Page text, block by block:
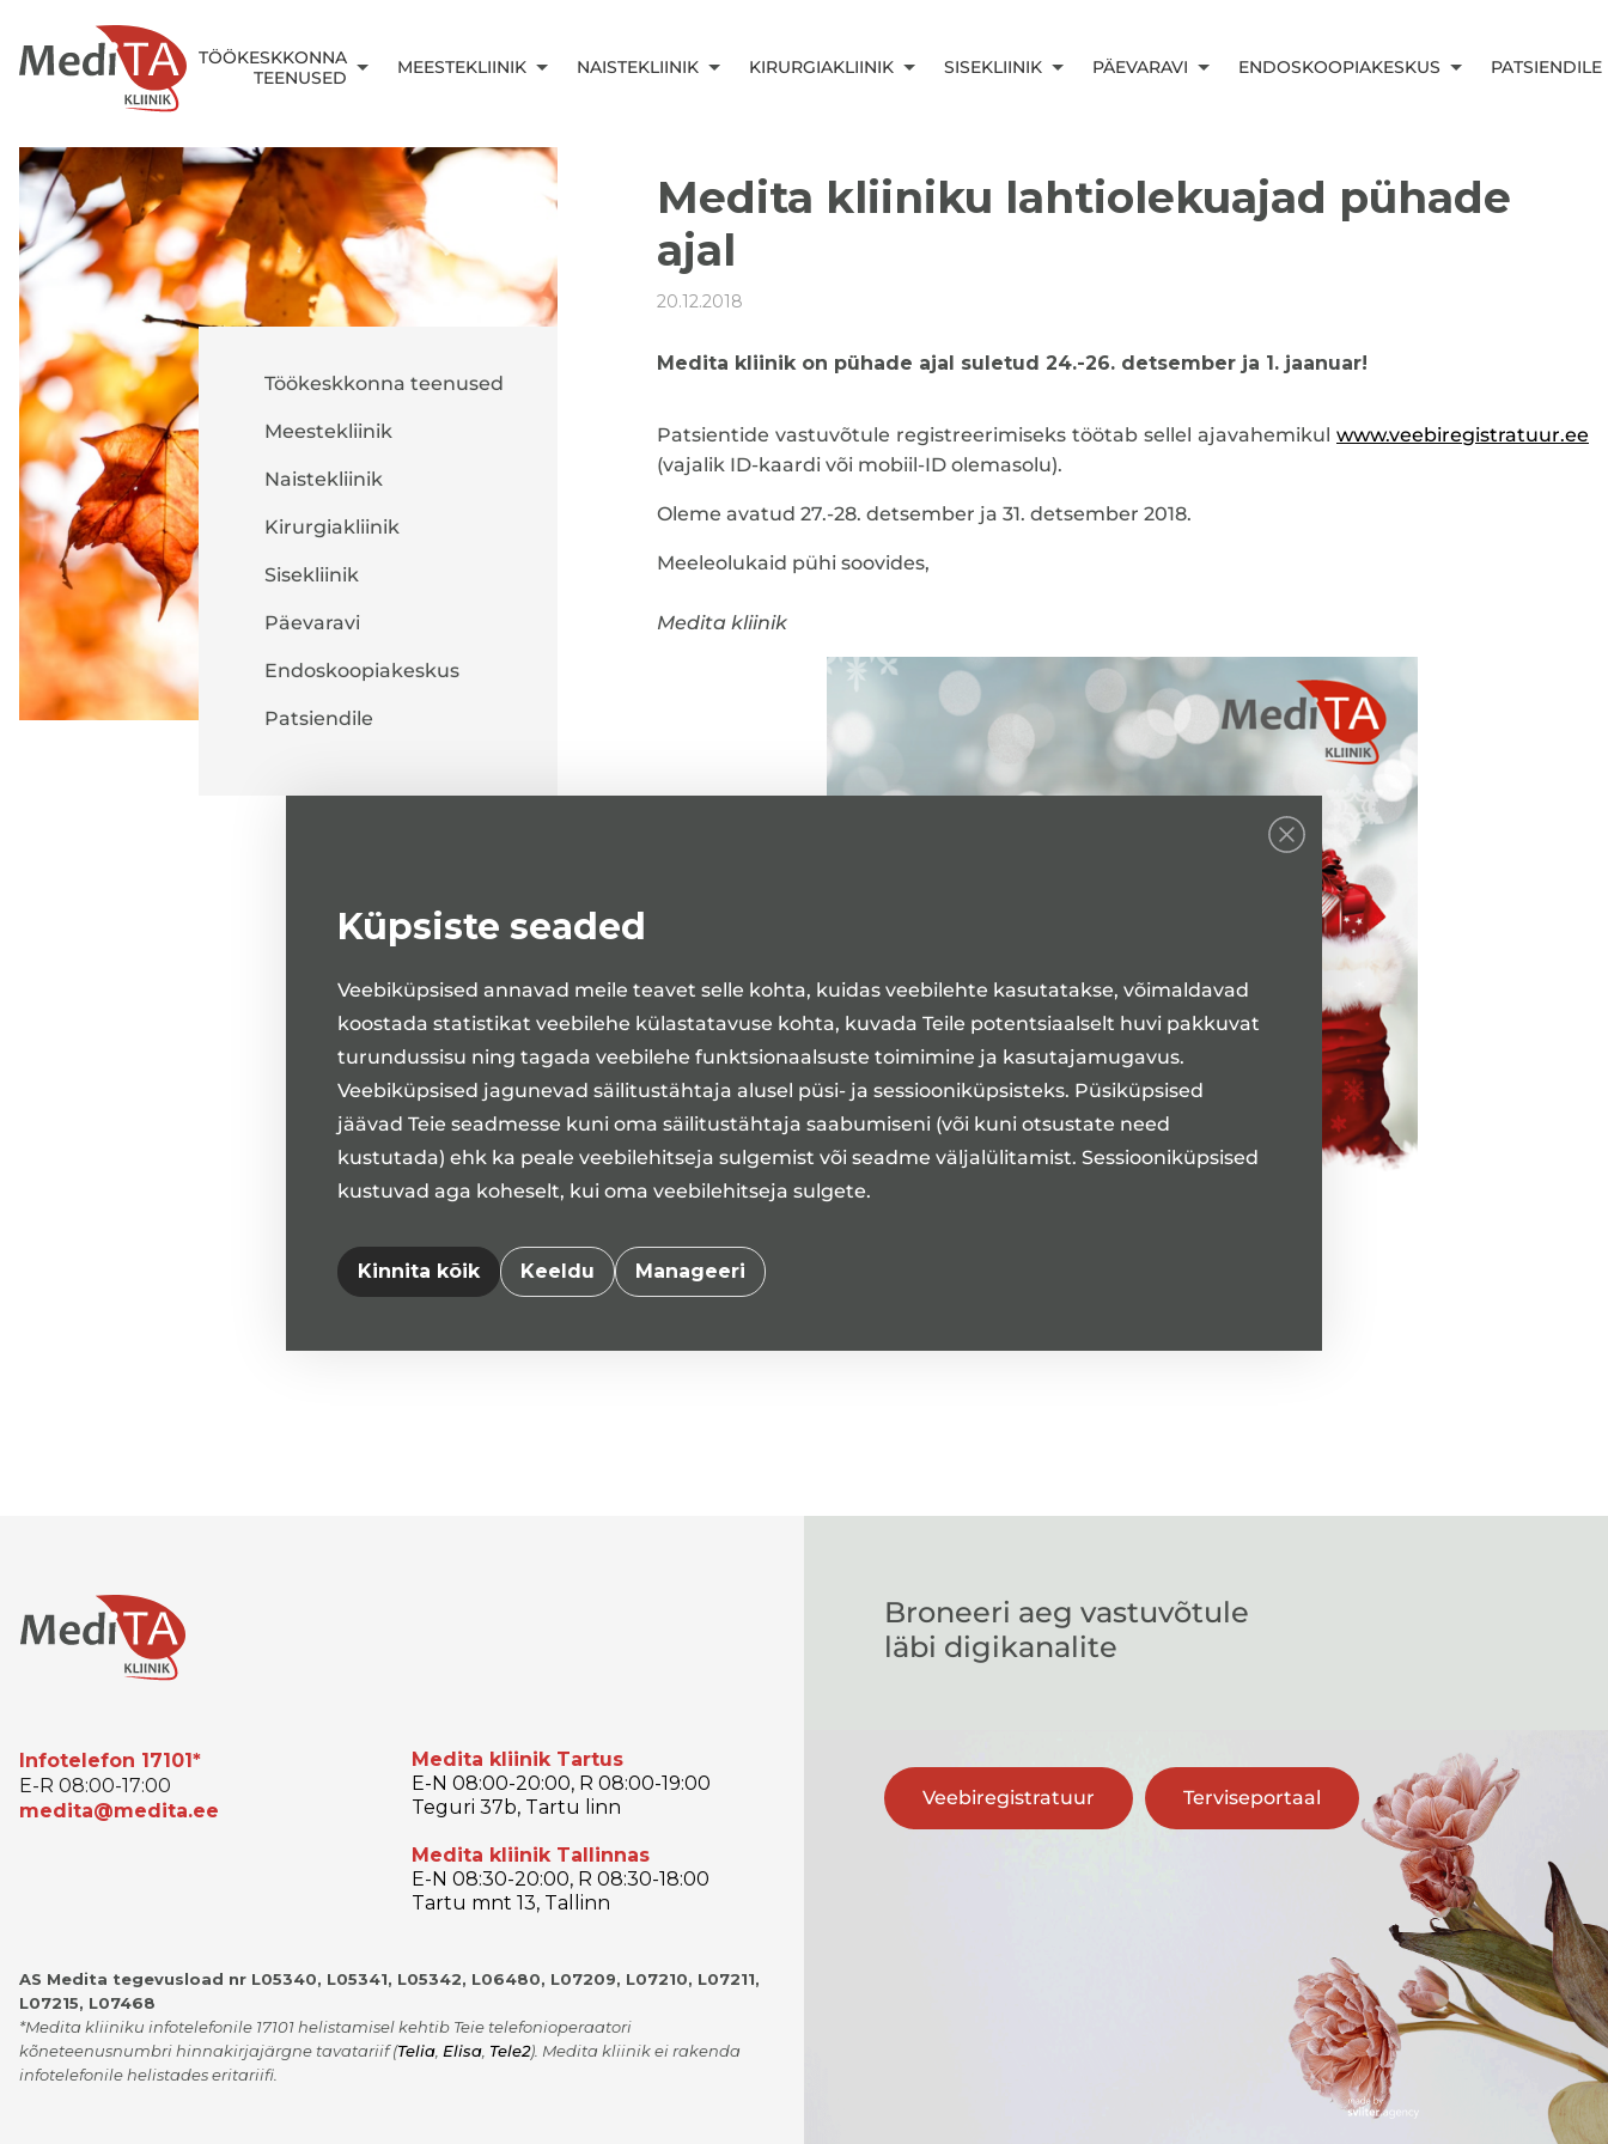
Küpsiste seaded
Veebiküpsised annavad meile teavet selle kohta, kuidas veebilehte kasutatakse, võimaldavad
koostada statistikat veebilehe külastatavuse kohta, kuvada Teile potentsiaalselt huvi pakkuvat
turundussisu ning tagada veebilehe funktsionaalsuste toimimine ja kasutajamugavus.
Veebiküpsised jagunevad säilitustähtaja alusel püsi- ja sessiooniküpsisteks. Püsiküpsised
jäävad Teie seadmesse kuni oma säilitustähtaja saabumiseni (või kuni otsustate need
kustutada) ehk ka peale veebilehitseja sulgemist või seadme väljalülitamist. Sessiooniküpsised
kustuvad aga koheselt, kui oma veebilehitseja sulgete.
Kinnita kõik Keeldu Manageeri
TÖÖKESKKONNA
TEENUSED
MEESTEKLIINIK NAISTEKLIINIK KIRURGIAKLIINIK SISEKLIINIK PÄEVARAVI ENDOSKOOPIAKESKUS PATSIENDILE
Töökeskkonna teenused
Meestekliinik
Naistekliinik
Kirurgiakliinik
Sisekliinik
Päevaravi
Endoskoopiakeskus
Patsiendile
Medita kliiniku lahtiolekuajad pühade
ajal
20.12.2018
Medita kliinik on pühade ajal suletud 24.-26. detsember ja 1. jaanuar!
Patsientide vastuvõtule registreerimiseks töötab sellel ajavahemikul www.veebiregistratuur.ee
(vajalik ID-kaardi või mobiil-ID olemasolu).
Oleme avatud 27.-28. detsember ja 31. detsember 2018.
Meeleolukaid pühi soovides,
Medita kliinik
Infotelefon 17101*
E-R 08:00-17:00
medita@medita.ee
Medita kliinik Tartus
E-N 08:00-20:00, R 08:00-19:00
Teguri 37b, Tartu linn
Medita kliinik Tallinnas
E-N 08:30-20:00, R 08:30-18:00
Tartu mnt 13, Tallinn
AS Medita tegevusload nr L05340, L05341, L05342, L06480, L07209, L07210, L07211,
L07215, L07468
*Medita kliiniku infotelefonile 17101 helistamisel kehtib Teie telefonioperaatori
kõneteenusnumbri hinnakirjajärgne tavatariif(Telia, Elisa, Tele2). Medita kliinik ei rakenda
infotelefonile helistades eritariifi.
Broneeri aeg vastuvõtule
läbi digikanalite
Veebiregistratuur Terviseportaal